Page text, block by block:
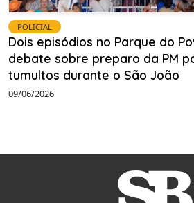
POLICIAL
Dois episódios no Parque do
debate sobre preparo da PM
tumultos durante o São João
09/06/2026